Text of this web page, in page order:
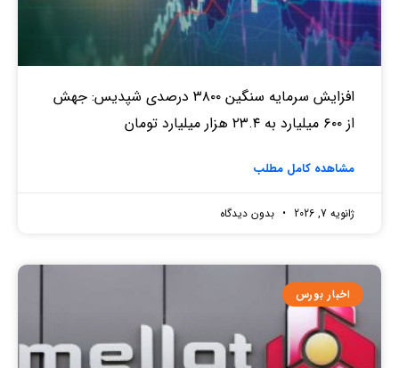
افزایش سرمایه سنگین ۳۸۰۰ درصدی شپدیس: جهش
از ۶۰۰ میلیارد به ۲۳.۴ هزار میلیارد تومان
مشاهده کامل مطلب
ژانویه 7, 2026 بدون دیدگاه
اخبار بورس